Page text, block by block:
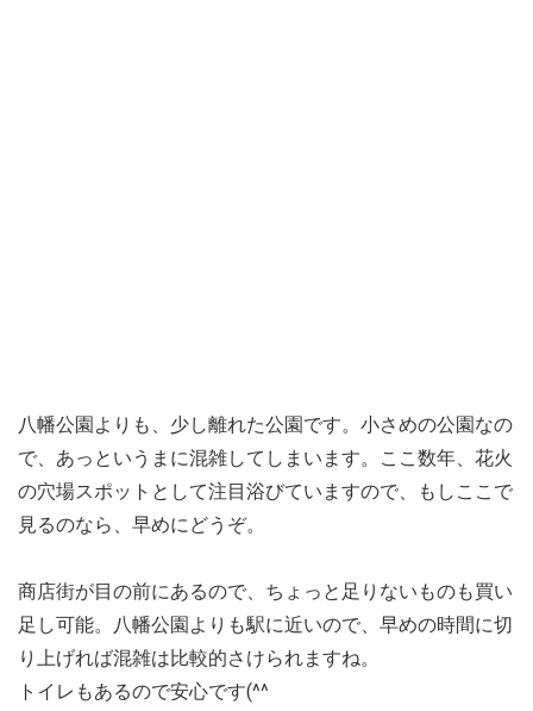
八幡公園よりも、少し離れた公園です。小さめの公園なの
で、あっというまに混雑してしまいます。ここ数年、花火
の穴場スポットとして注目浴びていますので、もしここで
見るのなら、早めにどうぞ。
商店街が目の前にあるので、ちょっと足りないものも買い
足し可能。八幡公園よりも駅に近いので、早めの時間に切
り上げれば混雑は比較的さけられますね。
トイレもあるので安心です(^^